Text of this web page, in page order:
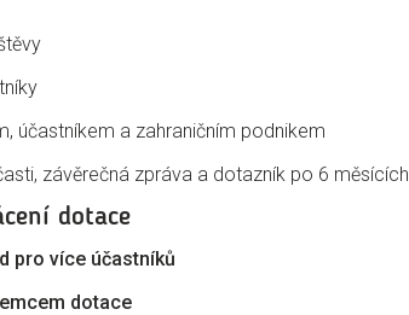
účastníkem a zahraničním podnikem
závěrečná zpráva a dotazník po 6 měsících
dotace
pro více účastníků
dotace